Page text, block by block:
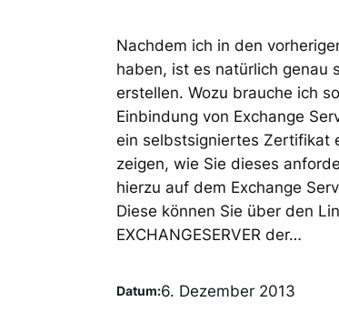
Nachdem ich in den
haben, ist es natürlich genau
erstellen. Wozu brauche ich
Einbindung von Exchange
ein selbstsigniertes Zertifikat
zeigen, wie Sie dieses
hierzu auf dem Exchange
Diese können Sie über den
EXCHANGESERVER der…
Datum:6. Dezember 2013